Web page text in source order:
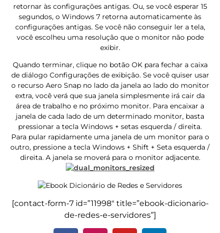
retornar às configurações antigas. Ou, se você esperar 15
segundos, o Windows 7 retorna automaticamente às
configurações antigas. Se você não conseguir ler a tela,
você escolheu uma resolução que o monitor não pode
exibir.
Quando terminar, clique no botão OK para fechar a caixa
de diálogo Configurações de exibição. Se você quiser usar
o recurso Aero Snap no lado da janela ao lado do monitor
extra, você verá que sua janela simplesmente irá cair da
área de trabalho e no próximo monitor. Para encaixar a
janela de cada lado de um determinado monitor, basta
pressionar a tecla Windows + setas esquerda / direita.
Para pular rapidamente uma janela de um monitor para o
outro, pressione a tecla Windows + Shift + Seta esquerda /
direita. A janela se moverá para o monitor adjacente.
[contact-form-7 id=”11998″ title=”ebook-dicionario-
de-redes-e-servidores”]